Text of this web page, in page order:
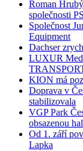
Roman
společnosti
Společnost
Equipment
Dachser
LUXUR
KION má
Doprava v
stabilizovala
VGP Park
obsazenou
Od 1. září
Lapka